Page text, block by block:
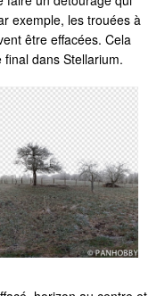
exemple, les trouées à
être effacées. Cela
dans Stellarium.